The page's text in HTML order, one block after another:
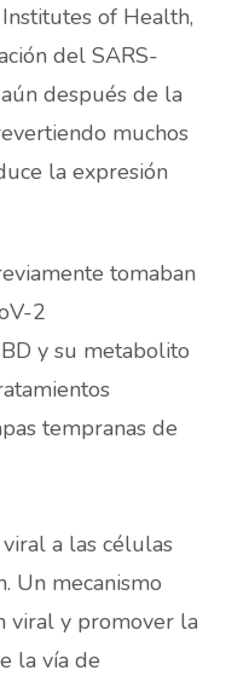
of Health,
del SARS-
después de la
muchos
la expresión
tomaban
2
y su metabolito
tempranas de
a las células
Un mecanismo
viral y promover la
la vía de